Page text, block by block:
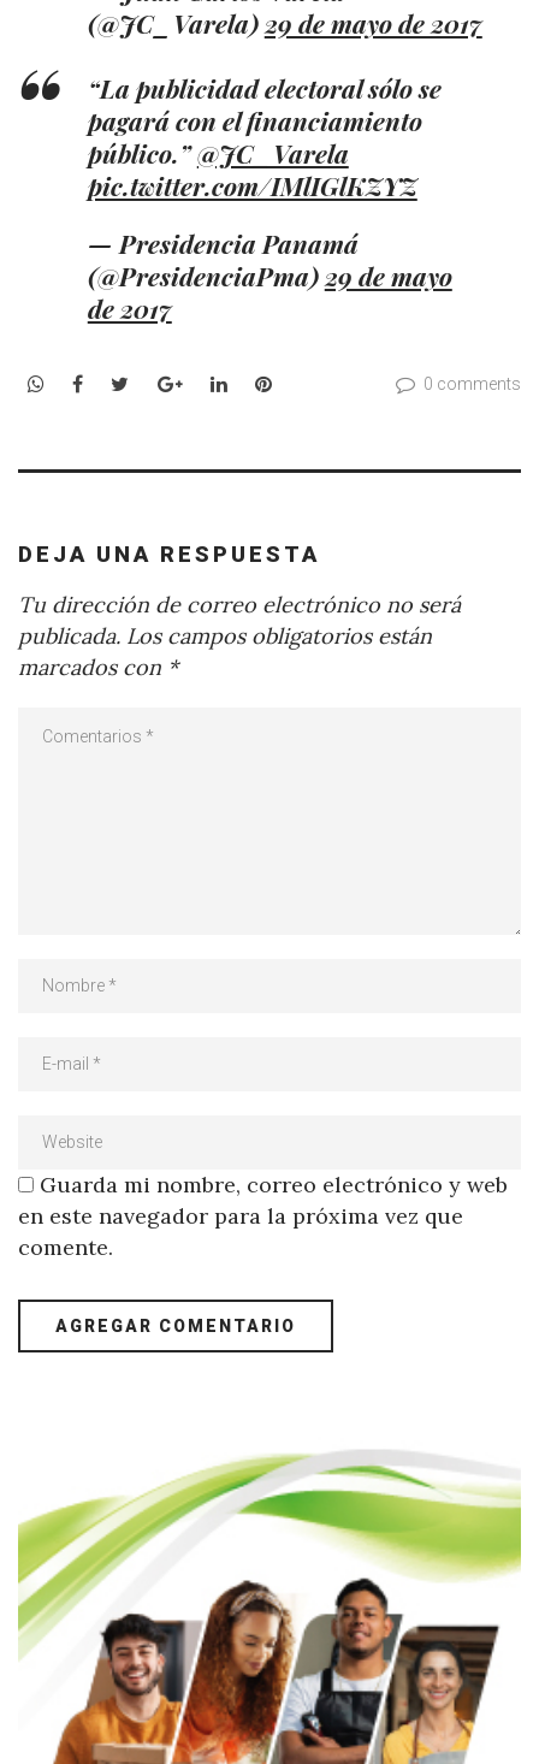
(@JC_Varela)29 de mayo de 2017
“La publicidad electoral sólo se
pagará con el financiamiento
público.”@JC_Varela
pic.twitter.com/IMlIGlKZYZ
— Presidencia Panamá
(@PresidenciaPma)29 de mayo
de 2017
WhatsApp
Facebook
TwitterGoogle+LinkedInPinterest 0 comments
DEJA UNA RESPUESTA
Tu dirección de correo electrónico no será
publicada. Los campos obligatorios están
marcados con *
Guarda mi nombre, correo electrónico y web
en este navegador para la próxima vez que
comente.